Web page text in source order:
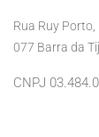
Rua Ruy
077 Barra da
CNPJ